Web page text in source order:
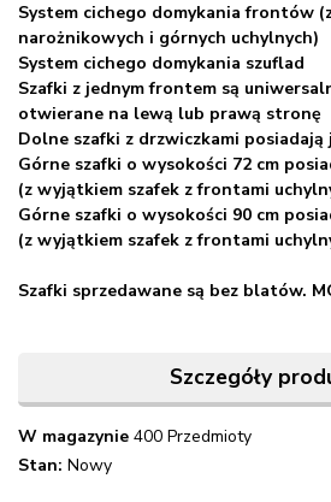
System cichego domykania frontów
narożnikowych i górnych uchylnych)
System cichego domykania szuflad
Szafki z jednym frontem są
otwierane na lewą lub prawą stronę
Dolne szafki z drzwiczkami posiadają
Górne szafki o wysokości 72 cm
(z wyjątkiem szafek z frontami
Górne szafki o wysokości 90 cm
(z wyjątkiem szafek z frontami
Szafki sprzedawane są bez blatów.
Szczegóły
W magazynie 400 Przedmioty
Stan: Nowy